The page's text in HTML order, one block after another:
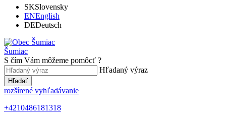
SKSlovensky
ENEnglish
DEDeutsch
Šumiac
S čím Vám môžeme pomôcť ?
Hľadaný výraz
Hľadať
rozšírené vyhľadávanie
+4210486181318